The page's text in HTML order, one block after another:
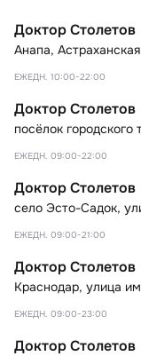
Доктор Столетов
Анапа,
ЕЖЕДН. 10:00-22:00
Доктор Столетов
посёлок городского
ЕЖЕДН. 09:00-22:00
Доктор Столетов
село Эсто-Садок,
ЕЖЕДН. 09:00-21:00
Доктор Столетов
Краснодар, улица
ЕЖЕДН. 09:00-23:00
Доктор Столетов